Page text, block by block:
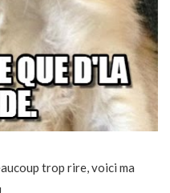
trop rire, voici ma